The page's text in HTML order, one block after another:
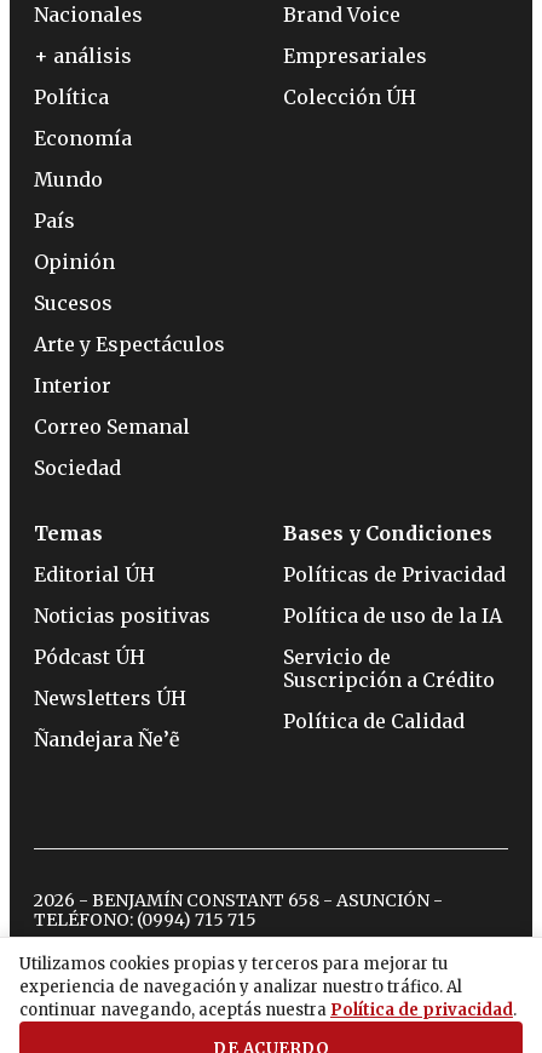
Utilizamos cookies propias y terceros para mejorar tu
experiencia de navegación y analizar nuestro tráfico. Al
continuar navegando, aceptás nuestra Política de privacidad.
DE ACUERDO
Nacionales
+ análisis
Política
Economía
Mundo
País
Opinión
Sucesos
Arte y Espectáculos
Interior
Correo Semanal
Sociedad
Brand Voice
Empresariales
Colección ÚH
Temas
Editorial ÚH
Noticias positivas
Pódcast ÚH
Newsletters ÚH
Ñandejara Ñe’ẽ
Bases y Condiciones
Políticas de Privacidad
Política de uso de la IA
Servicio de
Suscripción a Crédito
Política de Calidad
2026 - BENJAMÍN CONSTANT 658 - ASUNCIÓN -
TELÉFONO: (0994) 715 715
twitterinstagram
facebook
tiktokyoutubespotify